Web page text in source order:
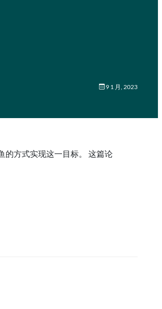
9 1 月, 2023
的方式实现这一目标。 这篇论